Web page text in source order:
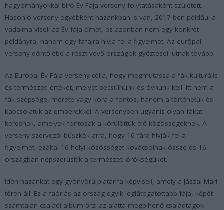
hagyományokkal bíró Év Fája verseny folytatásaként született.
Hasonló verseny egyébként hazánkban is van, 2017-ben például a
vadalma viseli az Év fája címet, ez azonban nem egy konkrét
példányra, hanem egy fafajra hívja fel a figyelmet. Az európai
verseny döntőjébe a részt vevő országok győztesei jutnak tovább.
Az Európai Év Fája verseny célja, hogy megmutassa a fák kulturális
és természeti értékét, melyet becsülnünk és óvnunk kell. Itt nem a
fák szépsége, mérete vagy kora a fontos, hanem a történetük és
kapcsolatuk az emberekkel. A versenyben ugyanis olyan fákat
keresnek, amelyek fontosak a körülöttük élő közösségeknek. A
verseny szervezői büszkék arra, hogy 16 fára hívják fel a
figyelmet, ezáltal 16 helyi közösséget kovácsolnak össze és 16
országban népszerűsítik a természeti örökségüket.
Idén hazánkat egy gyönyörű platánfa képviseli, amely a Jászai Mari
téren áll. Ez a faóriás az ország egyik leglátogatottabb fája, képét
számtalan családi album őrzi az alatta megpihenő családtagok